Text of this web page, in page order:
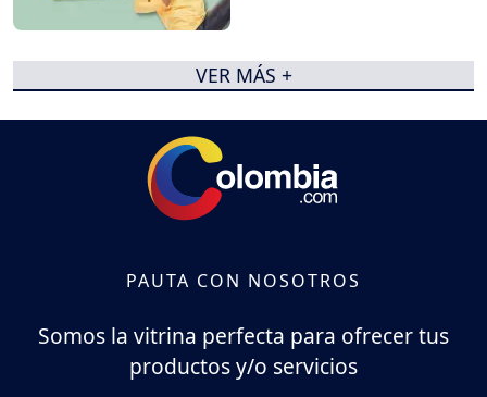
VER MÁS +
PAUTA CON NOSOTROS
Somos la vitrina perfecta para ofrecer tus
productos y/o servicios